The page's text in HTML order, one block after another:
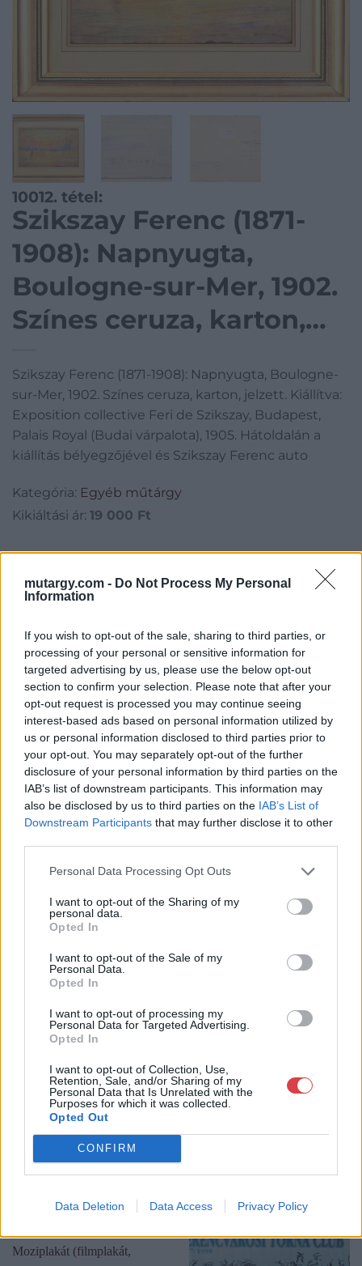
mutargy.com - Do Not Process My Personal
Information
If you wish to opt-out of the sale, sharing to third parties, or
processing of your personal or sensitive information for
targeted advertising by us, please use the below opt-out
section to confirm your selection. Please note that after your
opt-out request is processed you may continue seeing
interest-based ads based on personal information utilized by
us or personal information disclosed to third parties prior to
your opt-out. You may separately opt-out of the further
disclosure of your personal information by third parties on the
IAB’s list of downstream participants. This information may
also be disclosed by us to third parties on the IAB’s List of
Downstream Participants that may further disclose it to other
Personal Data Processing Opt Outs
I want to opt-out of the Sharing of my
personal data.
Opted In
I want to opt-out of the Sale of my
Personal Data.
Opted In
I want to opt-out of processing my
Personal Data for Targeted Advertising.
Opted In
I want to opt-out of Collection, Use,
Retention, Sale, and/or Sharing of my
Personal Data that Is Unrelated with the
Purposes for which it was collected.
Opted Out
CONFIRM
Data Deletion Data Access Privacy Policy
10012. tétel:
Szikszay Ferenc (1871-
1908): Napnyugta,
Boulogne-sur-Mer, 1902.
Színes ceruza, karton,
Exposition collective
Feri de Szikszay,
Budapest, Palais Royal
(Budai várpalota), 1905.
Hátoldalán a kiállítás
bélyegzőjével és
Szikszay Ferenc (1871-1908): Napnyugta, Boulogne-
sur-Mer, 1902. Színes ceruza, karton, jelzett. Kiállítva:
Exposition collective Feri de Szikszay, Budapest,
Palais Royal (Budai várpalota), 1905. Hátoldalán a
kiállítás bélyegzőjével és Szikszay Ferenc auto
Kategória: Egyéb műtárgy
Kikiáltási ár: 19 000 Ft
Aukció adatai
Aukció neve:38. Major auction
Aukció ideje: 18:00
Aukció helye: 1061 Budapest, Andrássy út 16.
Tételszám: 10012
Eladó adatai
Eladó: Darabanth Kft
Cím: Csonka Krisztián
Darabanth Bélyegkereskedelmi és
Aukciósház Kft.
1061
Telefon: 317-4757, 266-4154, 318-
Bemutatkozás: A tételek a leütési ár + 25% jutalék megfizetése
után kerülnek a vevő tulajdonába. Ha a tételt nem személyesen
köteles.